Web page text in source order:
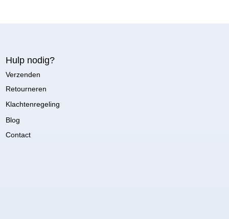
Hulp nodig?
Verzenden
Retourneren
Klachtenregeling
Blog
Contact